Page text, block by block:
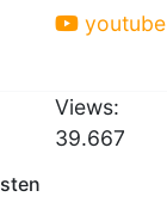
youtube
Views:
39.667